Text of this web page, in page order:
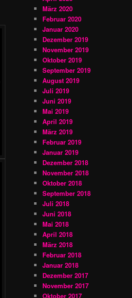
März 2020
Februar 2020
Januar 2020
Dezember 2019
November 2019
Oktober 2019
September 2019
August 2019
Juli 2019
Juni 2019
Mai 2019
April 2019
März 2019
Februar 2019
Januar 2019
Dezember 2018
November 2018
Oktober 2018
September 2018
Juli 2018
Juni 2018
Mai 2018
April 2018
März 2018
Februar 2018
Januar 2018
Dezember 2017
November 2017
Oktober 2017